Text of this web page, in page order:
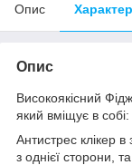
Опис
Опис
Високоякісний
який вміщує в
Антистрес клікер
з однієї сторони,